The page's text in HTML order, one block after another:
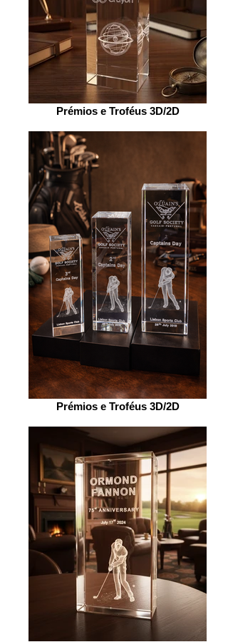
Prémios e Troféus 3D/2D
Prémios e Troféus 3D/2D